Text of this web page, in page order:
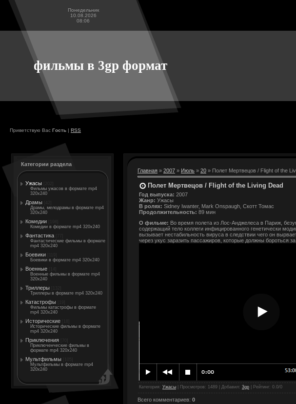
Понедельник
10.08.2026
08:06
фильмы в 3gp формат
Приветствую Вас Гость | RSS
Категории раздела
Ужасы
Фильмы ужасов в формате mp4
320x240
Драмы
Драмы, мелодрамы в формате mp4
320x240
Комедии
Комедии в формате mp4 320x240
Фантастика
Фантастические фильмы в формате
mp4 320x240
Боевики
Боевики в формате mp4 320x240
Военные
Военные фильмы в формате mp4
320x240
Триллеры
Триллеры в формате mp4 320x240
Катастрофы
Фильмы катастрофы в формате
mp4 320x240
Исторические
Исторические фильмы в формате
mp4 320x240
Приключения
Приключенческие фильмы в
формате mp4 320x240
Мультфильмы
Мультфильмы в формате mp4
320x240
Главная » 2007 » Июль » 20 » Полет Мертвецов / Flight of the
Полет Мертвецов / Flight of the Living Dead
Год выпуска: 2007
Жанр: Ужасы
В ролях: Sidney Iwanter, Mark Onspaugh, Скотт Томас
Продолжительность: 89 мин
О фильме: Во время полета из Лос-Анджелеса в Париж,
содержащий тело коллеги инфицированного генетически
вызывает нестабильность вируса в следствии чего он
через укус заразить пассажиров, которые должны бороться
Категория : Ужасы Просмотров: 1489 | Добавил: 3gp Рейтинг: 0.0/0
Всего комментариев: 0